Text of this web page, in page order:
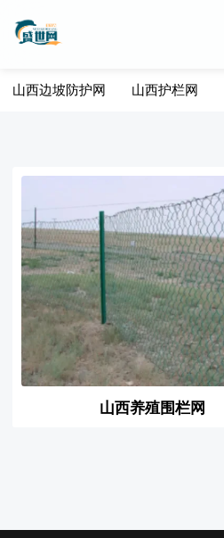
山西边坡防护网 山西护栏网
山西养殖围栏网